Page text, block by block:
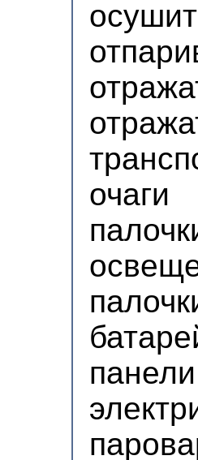
очаги